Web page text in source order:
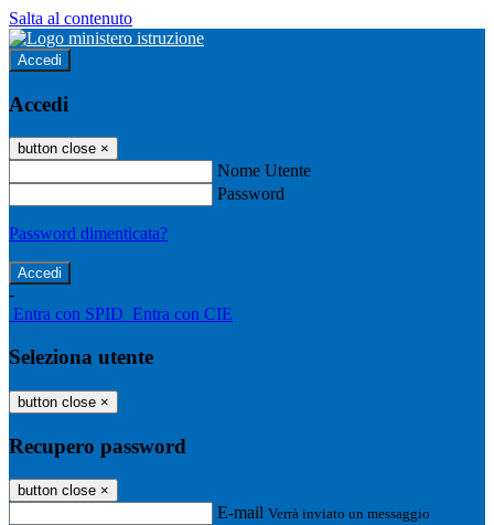
Salta al contenuto
Accedi
Accedi
button close ×
Nome Utente
Password
Password dimenticata?
-
Entra con SPID Entra con CIE
Seleziona utente
button close ×
Recupero password
button close ×
E-mail Verrà inviato un messaggio